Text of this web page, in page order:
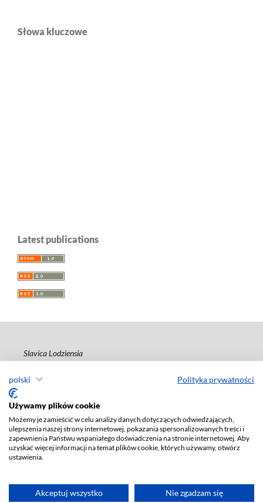
polski Polityka prywatności
Używamy plików cookie
Możemy je zamieścić w celu analizy danych dotyczących odwiedzających,
ulepszenia naszej strony internetowej, pokazania spersonalizowanych treści i
zapewnienia Państwu wspaniałego doświadczenia na stronie internetowej. Aby
uzyskać więcej informacji na temat plików cookie, których używamy, otwórz
ustawienia.
Akceptuj wszystko Nie zgadzam się
Słowa kluczowe
Latest publications
Slavica Lodziensia